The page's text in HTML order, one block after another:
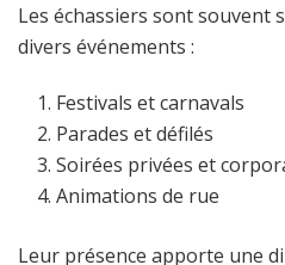
Les échassiers sont souvent
divers événements :
Festivals et carnavals
Parades et défilés
Soirées privées et
Animations de rue
Leur présence apporte une